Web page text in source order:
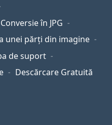
Conversie în JPG
unei părți din imagine
de suport
Descărcare Gratuită